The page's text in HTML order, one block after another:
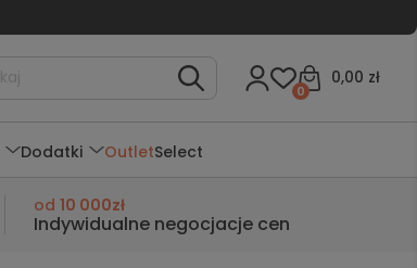
0,00 zł
0
Dodatki OutletSelect
od 10 000zł
Indywidualne negocjacje cen